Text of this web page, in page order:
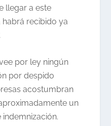
llegar a este
recibido ya
por ley ningún
por despido
acostumbran
un